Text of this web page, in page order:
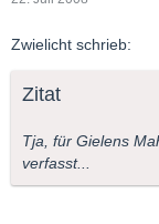
Zwielicht schrieb:
Zitat
Tja, für Gielens
verfasst...